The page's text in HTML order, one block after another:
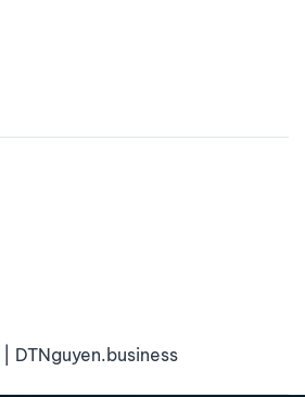
DTNguyen.business